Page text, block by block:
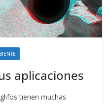
aplicaciones
tienen muchas